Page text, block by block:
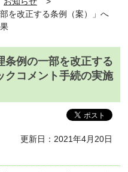
を改正する条例（案）」へ
条例の一部を改正する
クコメント手続の実施
更新日：2021年4月20日